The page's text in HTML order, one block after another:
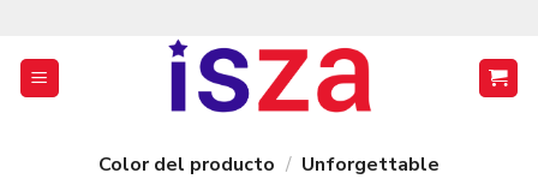
contenido
Color del producto / Unforgettable